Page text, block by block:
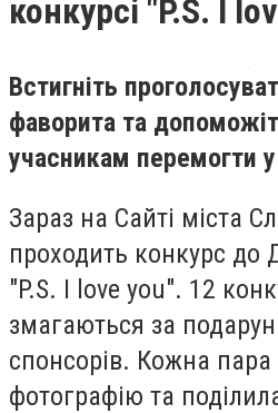
конкурсі "P.S. I
Встигніть
фаворита та
учасникам перемогти у
Зараз на Сайті міста
проходить конкурс до
"P.S. I love you". 12
змагаються за
спонсорів. Кожна
фотографію та